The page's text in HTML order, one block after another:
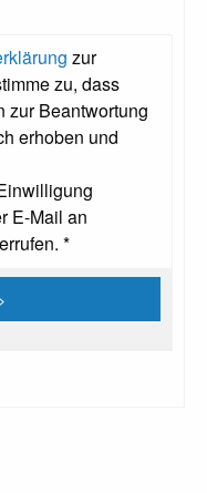
zur
zu, dass
zur Beantwortung
erhoben und
E-Mail an
*